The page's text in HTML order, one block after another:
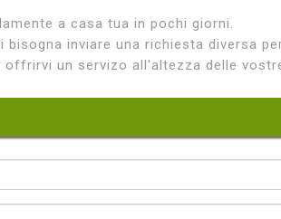
a casa tua in pochi giorni.
inviare una richiesta diversa
un servizo all'altezza delle